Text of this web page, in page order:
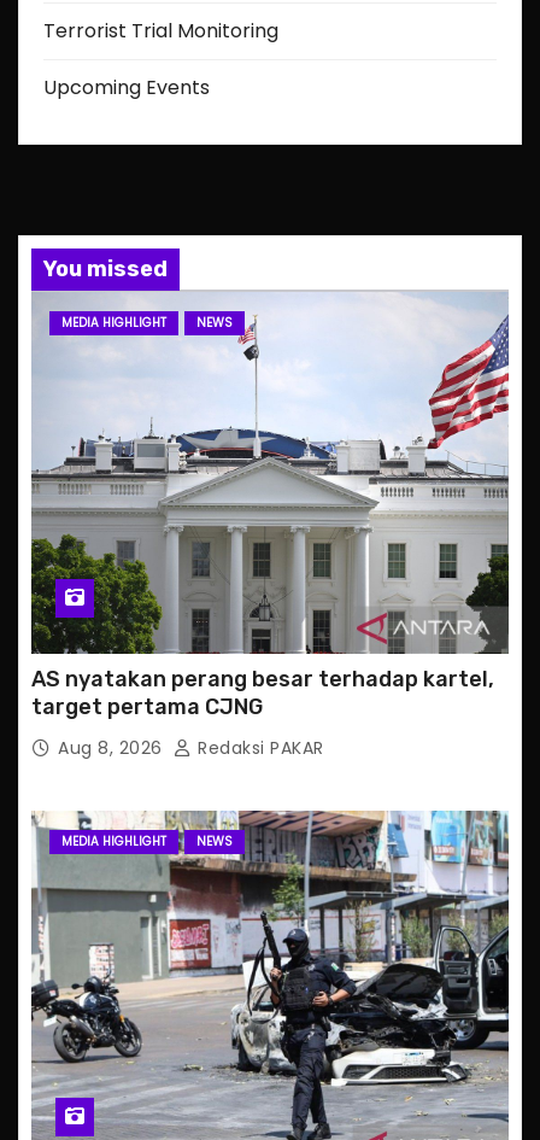
Terrorist Trial Monitoring
Upcoming Events
You missed
MEDIA HIGHLIGHT NEWS
AS nyatakan perang besar terhadap kartel,
target pertama CJNG
Aug 8, 2026 Redaksi PAKAR
MEDIA HIGHLIGHT NEWS